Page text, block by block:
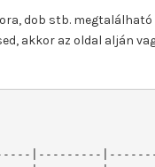
dob stb. megtalálható
akkor az oldal alján